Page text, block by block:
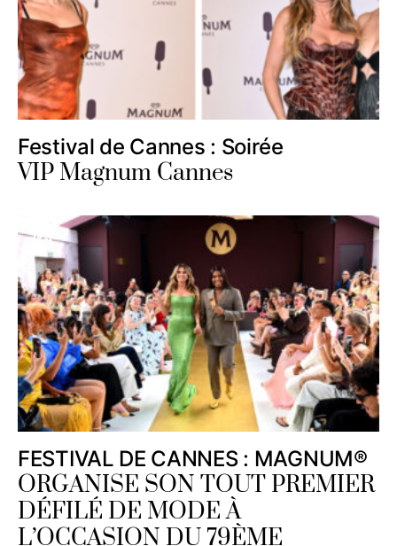
Festival de Cannes : Soirée
VIP Magnum Cannes
FESTIVAL DE CANNES : MAGNUM®
ORGANISE SON TOUT PREMIER
DÉFILÉ DE MODE À
L’OCCASION DU 79ÈME